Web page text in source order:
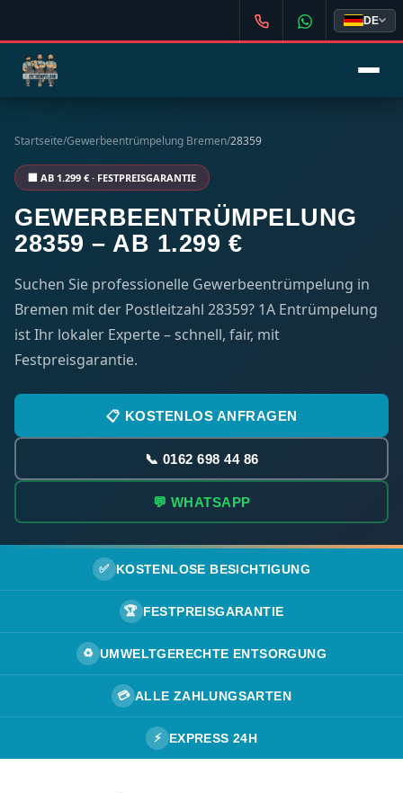
DE
Startseite/Gewerbeentrümpelung Bremen/28359
🏢 AB 1.299 € · FESTPREISGARANTIE
GEWERBEENTRÜMPELUNG
28359 – AB 1.299 €
Suchen Sie professionelle Gewerbeentrümpelung in
Bremen mit der Postleitzahl 28359? 1A Entrümpelung
ist Ihr lokaler Experte – schnell, fair, mit
Festpreisgarantie.
📋 KOSTENLOS ANFRAGEN
📞 0162 698 44 86
💬 WHATSAPP
✅ KOSTENLOSE BESICHTIGUNG
🏆 FESTPREISGARANTIE
♻️ UMWELTGERECHTE ENTSORGUNG
💳 ALLE ZAHLUNGSARTEN
⚡ EXPRESS 24H